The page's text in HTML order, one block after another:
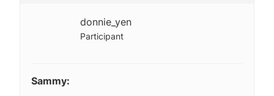
donnie_yen
Participant
Sammy: